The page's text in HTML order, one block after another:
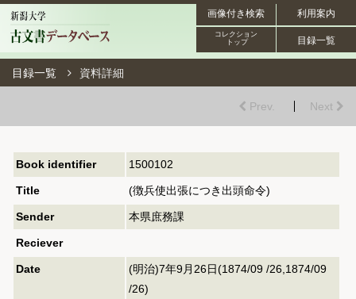
利用案内
画像付き検索
目録一覧
コレクション
トップ
目録一覧 資料詳細
Prev. Next
Book identifier 1500102
Title (徴兵使出張につき出頭命令)
Sender 本県庶務課
Reciever
Date
(明治)7年9月26日(1874/09 /26,1874/09
/26)